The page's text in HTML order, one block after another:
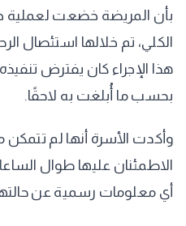
بأن المريضة خضعت لعملية
الكلي، تم خلالها استئصال
هذا الإجراء كان يفترض
بحسب ما أُبلغت به لاحقًا.
وأكدت الأسرة أنها لم تتمكن
الاطمئنان عليها طوال
أي معلومات رسمية عن